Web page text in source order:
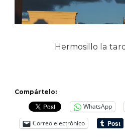
Hermosillo la
Compártelo:
WhatsApp
Correo electrónico